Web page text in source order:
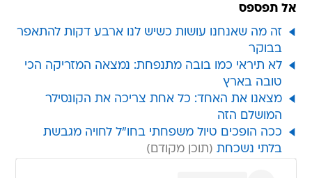
אל תפספס
זה מה שאנחנו עושות כשיש לנו ארבע דקות להתאפר
בבוקר
לא תיראי כמו בובה מתנפחת: נמצאה המזריקה הכי
טובה בארץ
מצאנו את האחד: כל אחת צריכה את הקונסילר
המושלם הזה
ככה הופכים טיול משפחתי בחו"ל לחויה מגבשת
בלתי נשכחת